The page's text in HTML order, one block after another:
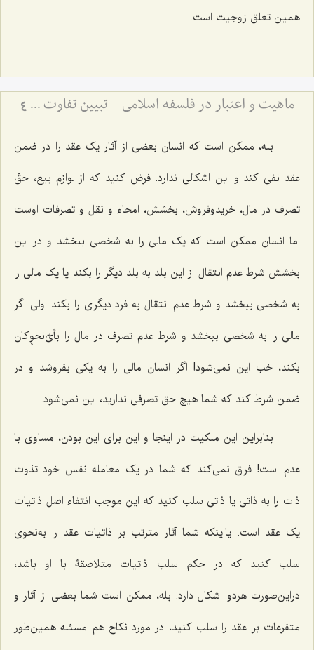
همین تعلق زوجیت است.
ماهیت و اعتبار در فلسفه اسلامی - تبیین تفاوت میان امور اعتباری و حقایق وجودی 4
بله، ممکن است که انسان بعضی از آثار یک عقد را در ضمن
عقد نفی کند و این اشکالی ندارد. فرض کنید که از لوازم بیع، حقّ
تصرف در مال، خریدوفروش، بخشش، امحاء و نقل و تصرفات اوست
اما انسان ممکن است که یک مالی را به شخصی ببخشد و در این
بخشش شرط عدم انتقال از این بلد به بلد دیگر را بکند یا یک مالی را
به شخصی ببخشد و شرط عدم انتقال به فرد دیگری را بکند. ولی اگر
مالی را به شخصی ببخشد و شرط عدم تصرف در مال را بأیّ‌نحوٍکان
بکند، خب این نمی‌شود! اگر انسان مالی را به یکی بفروشد و در
ضمن شرط کند که شما هیچ حق تصرفی ندارید، این نمی‌شود.
بنابراین این ملکیت در اینجا و این برای این بودن، مساوی با
عدم است! فرق نمی‌کند که شما در یک معامله نفس خود تذوت
ذات را به ذاتی یا ذاتی سلب کنید که این موجب انتفاء اصل ذاتیات
یک عقد است. یااینکه شما آثار مترتب بر ذاتیات عقد را به‌نحوی
سلب کنید که در حکم سلب ذاتیات متلاصقۀ با او باشد،
دراین‌صورت هردو اشکال دارد. بله، ممکن است شما بعضی از آثار و
متفرعات بر عقد را سلب کنید، در مورد نکاح هم مسئله همین‌طور